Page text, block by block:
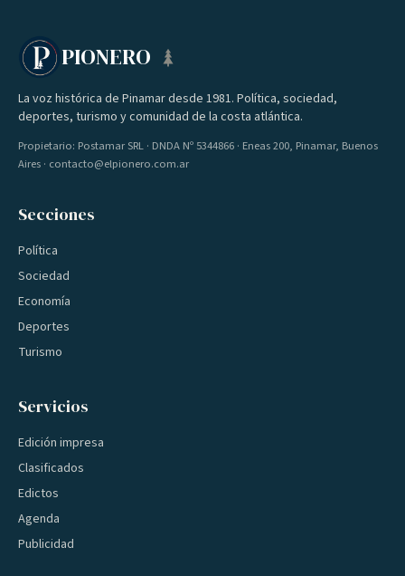
PIONERO
La voz histórica de Pinamar desde 1981. Política, sociedad,
deportes, turismo y comunidad de la costa atlántica.
Propietario: Postamar SRL · DNDA Nº 5344866 · Eneas 200, Pinamar, Buenos
Aires · contacto@elpionero.com.ar
Secciones
Política
Sociedad
Economía
Deportes
Turismo
Servicios
Edición impresa
Clasificados
Edictos
Agenda
Publicidad